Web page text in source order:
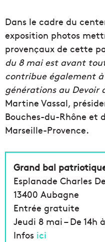
Dans le cadre du
exposition photos
provençaux de cette
du 8 mai est avant
contribue également
générations au Devoir
Martine Vassal,
Bouches-du-Rhône et
Marseille-Provence.
Grand bal
Esplanade Charles
13400 Aubagne
Entrée gratuite
Jeudi 8 mai – De 14h
Infos ici